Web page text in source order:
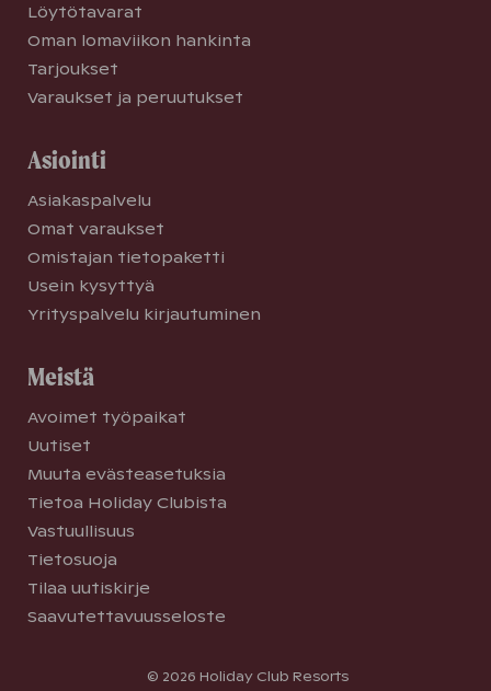
Löytötavarat
Oman lomaviikon hankinta
Tarjoukset
Varaukset ja peruutukset
Asiointi
Asiakaspalvelu
Omat varaukset
Omistajan tietopaketti
Usein kysyttyä
Yrityspalvelu kirjautuminen
Meistä
Avoimet työpaikat
Uutiset
Muuta evästeasetuksia
Tietoa Holiday Clubista
Vastuullisuus
Tietosuoja
Tilaa uutiskirje
Saavutettavuusseloste
© 2026 Holiday Club Resorts